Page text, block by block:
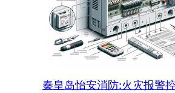
秦皇岛怡安消防:火灾报警